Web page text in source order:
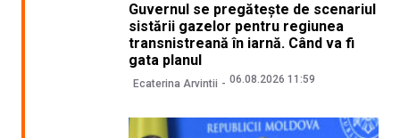
Guvernul se pregătește de scenariul
sistării gazelor pentru regiunea
transnistreană în iarnă. Când va fi
gata planul
Ecaterina Arvintii 06.08.2026 11:59